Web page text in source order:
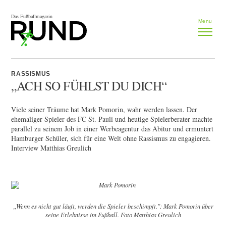
Das Fußballmagazin
Menu
RASSISMUS
„ACH SO FÜHLST DU DICH“
Viele seiner Träume hat Mark Pomorin, wahr werden lassen. Der
ehemaliger Spieler des FC St. Pauli und heutige Spielerberater machte
parallel zu seinem Job in einer Werbeagentur das Abitur und ermuntert
Hamburger Schüler, sich für eine Welt ohne Rassismus zu engagieren.
Interview Matthias Greulich
„Wenn es nicht gut läuft, werden die Spieler beschimpft.": Mark Pomorin über
seine Erlebnisse im Fußball. Foto Matthias Greulich